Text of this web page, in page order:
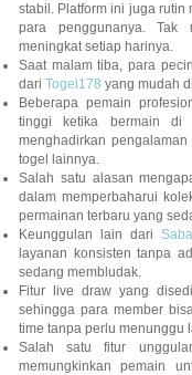
stabil. Platform ini juga rutin
para penggunanya. Tak
meningkat setiap harinya.
Saat malam tiba, para
dari Togel178 yang mudah
Beberapa pemain
tinggi ketika bermain di
menghadirkan
togel lainnya.
Salah satu alasan
dalam memperbaharui
permainan terbaru yang
Keunggulan lain dari
layanan konsisten tanpa
sedang membludak.
Fitur live draw yang
sehingga para member
time tanpa perlu menunggu
Salah satu fitur
memungkinkan pemain